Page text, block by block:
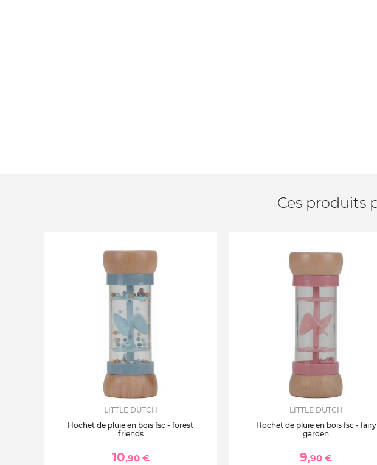
Ces produits
LITTLE DUTCH
Hochet de pluie en bois fsc - forest
friends
10,90 €
LITTLE DUTCH
Hochet de pluie en bois fsc - fairy
garden
9,90 €